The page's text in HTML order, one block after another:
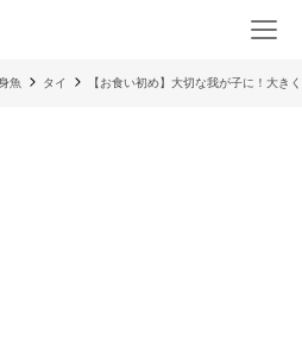
魚 タイ 【お食い初め】大切な我が子に！大き